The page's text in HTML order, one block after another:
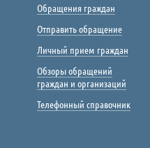
Обращения граждан
Отправить обращение
Личный прием граждан
Обзоры обращений
граждан и организаций
Телефонный справочник